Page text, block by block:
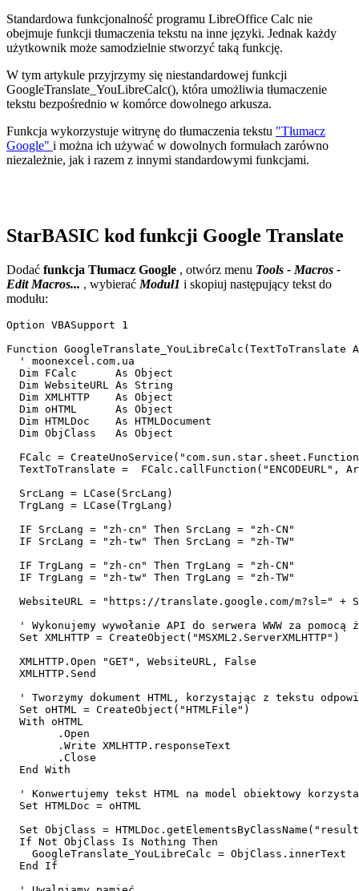
Standardowa funkcjonalność programu LibreOffice Calc nie
obejmuje funkcji tłumaczenia tekstu na inne języki. Jednak każdy
użytkownik może samodzielnie stworzyć taką funkcję.
W tym artykule przyjrzymy się niestandardowej funkcji
GoogleTranslate_YouLibreCalc(), która umożliwia tłumaczenie
tekstu bezpośrednio w komórce dowolnego arkusza.
Funkcja wykorzystuje witrynę do tłumaczenia tekstu "Tłumacz
Google" i można ich używać w dowolnych formułach zarówno
niezależnie, jak i razem z innymi standardowymi funkcjami.
StarBASIC kod funkcji Google Translate
Dodać funkcja Tłumacz Google , otwórz menu Tools - Macros -
Edit Macros... , wybierać Moduł1 i skopiuj następujący tekst do
modułu:
Option VBASupport 1
Function
  ' moonexcel.com.ua
  Dim FCalc      As Object
  Dim WebsiteURL As String
  Dim XMLHTTP    As Object
  Dim oHTML      As Object
  Dim HTMLDoc    As HTMLDocument
  Dim ObjClass   As Object
FCalc =
TextToTranslate =  FCalc.callFunction("ENCODEURL",
  SrcLang = LCase(SrcLang)
  TrgLang = LCase(TrgLang)
  IF SrcLang = "zh-cn" Then SrcLang = "zh-CN"
  IF SrcLang = "zh-tw" Then SrcLang = "zh-TW"
  IF TrgLang = "zh-cn" Then TrgLang = "zh-CN"
  IF TrgLang = "zh-tw" Then TrgLang = "zh-TW"
WebsiteURL = "https://translate.google.com/m?sl=" +
' Wykonujemy wywołanie API do serwera WWW za pomocą
  Set XMLHTTP = CreateObject("MSXML2.ServerXMLHTTP")
  XMLHTTP.Open "GET", WebsiteURL, False
  XMLHTTP.Send
' Tworzymy dokument HTML, korzystając z tekstu
  Set oHTML = CreateObject("HTMLFile")
  With oHTML
        .Open
        .Write XMLHTTP.responseText
        .Close
  End With
' Konwertujemy tekst HTML na model obiektowy
  Set HTMLDoc = oHTML
Set ObjClass =
  If Not ObjClass Is Nothing Then
GoogleTranslate_YouLibreCalc =
  End If